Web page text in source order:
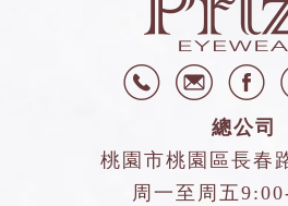
總公司
桃園市桃園區長春
周一至周五